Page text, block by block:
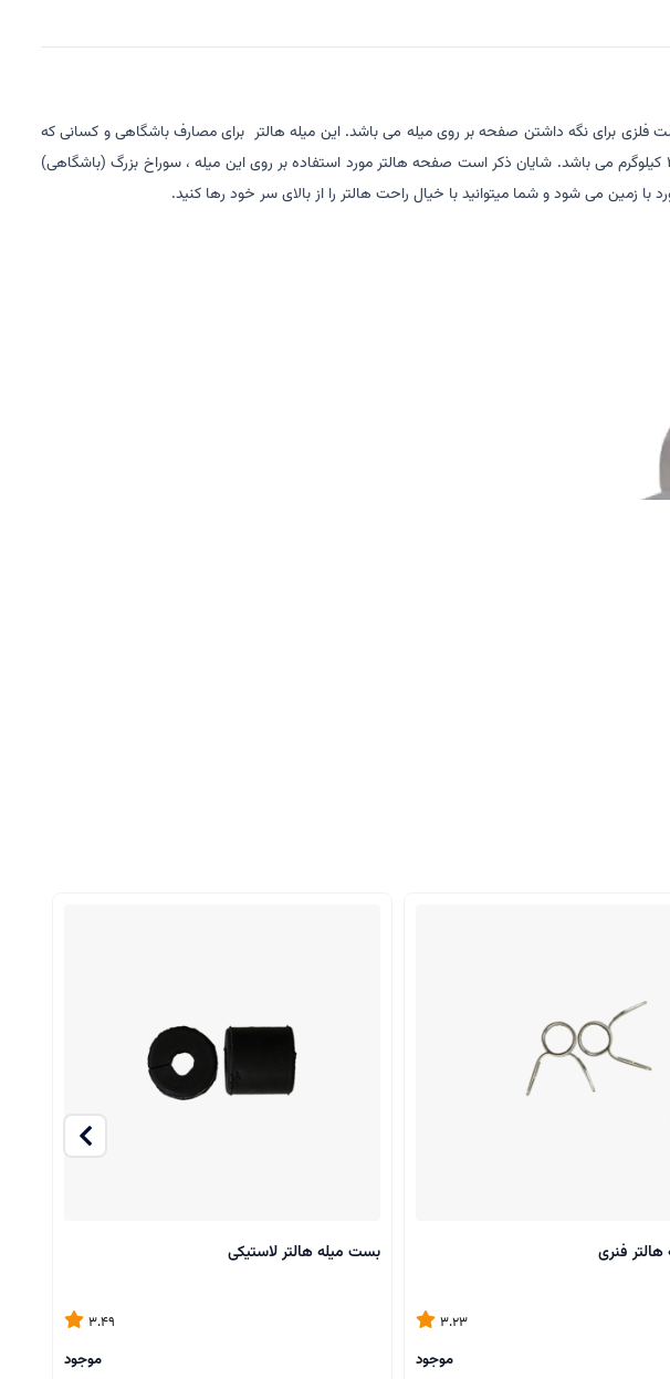
در این بخش از جنس فولاد که دارای بلبرینگ جهت چرخش وزنه ها در هنگام حرکت می باشد. همراه این هالتر 2 بست فلزی برای نگه داشتن صفحه بر روی میله می باشد. این میله هالتر برای مصارف باشگاهی و کسانی که
به صورت حرفه ای تمرین می کنند مناسب بوده که دارای طول 220 سانتی متر با وزن 18 کیلوگرم همچنین تحمل وزن این هالتر 300 کیلوگرم می باشد. شایان ذکر است صفحه هالتر مورد استفاده بر روی این میله ، سوراخ بزرگ (باشگاهی)
زمین می شود و شما میتوانید با خیال راحت هالتر را از بالای سر خود رها کنید.
فنری
3.23
موجود
بست میله هالتر لاستیکی
3.49
موجود